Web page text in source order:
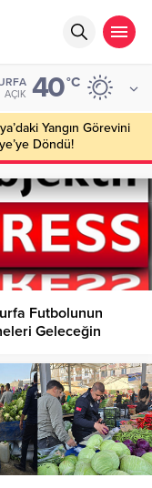
AÇIK 40°C
Yangın Görevini
Döndü!
Futbolunun
Geleceğin